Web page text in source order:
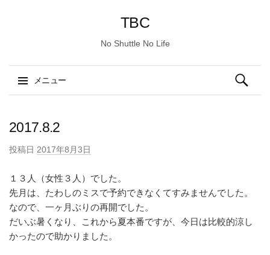
TBC
No Shuttle No Life
メニュー
ン
ン
へ
ス
キ
ッ
プ
検
索:
2017.8.2
投稿日 2017年8月3日
１３人（女性３人）でした。
先月は、たわしのミスで予約できなくてすみませんでした。
なので、一ヶ月ぶりの再開でした。
だいぶ暑くなり、これから夏本番ですが、今日は比較的涼し
かったので助かりました。